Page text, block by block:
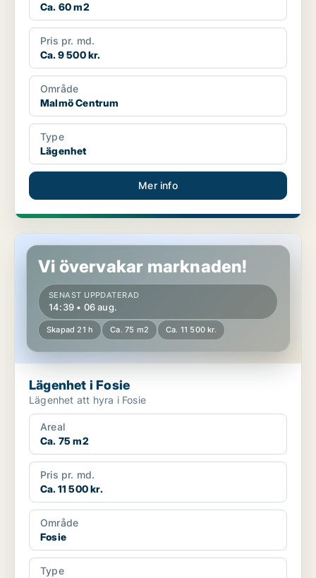
Ca. 60 m2
Pris pr. md.
Ca. 9 500 kr.
Område
Malmö Centrum
Type
Lägenhet
Mer info
Lägenhet i Fosie
Vi övervakar marknaden!
SENAST UPPDATERAD
14:39 • 06 aug.
Skapad 21 h Ca. 75 m2 Ca. 11 500 kr.
Lägenhet i Fosie
Lägenhet att hyra i Fosie
Areal
Ca. 75 m2
Pris pr. md.
Ca. 11 500 kr.
Område
Fosie
Type